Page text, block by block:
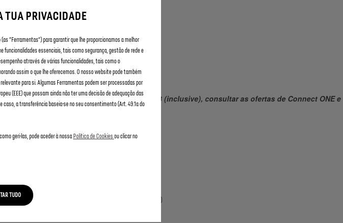
viatura
depois de 3 de julho de 2023 (inclusive), consultar as ofertas de Connect ONE e
PLUS.
O
ATIVAÇÃO DO SERVIÇO
TUA PRIVACIDADE
“Ferramentas”) para garantir que lhe proporcionamos a melhor
funcionalidades essenciais, tais como segurança, gestão de rede e
através de várias funcionalidades, tais como o
assim o que lhe oferecemos. O nosso website pode também
para si. Algumas Ferramentas podem ser processadas por
(EEE) que possam ainda não ter uma decisão de adequação das
a transferência baseia-se no seu consentimento (Art. 49.1a do
geri-las, pode aceder à nossa Política de Cookiesou clicar no
TUDO